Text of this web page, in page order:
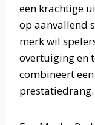
een krachtige
op aanvallend
merk wil
overtuiging en
combineert
prestatiedrang.